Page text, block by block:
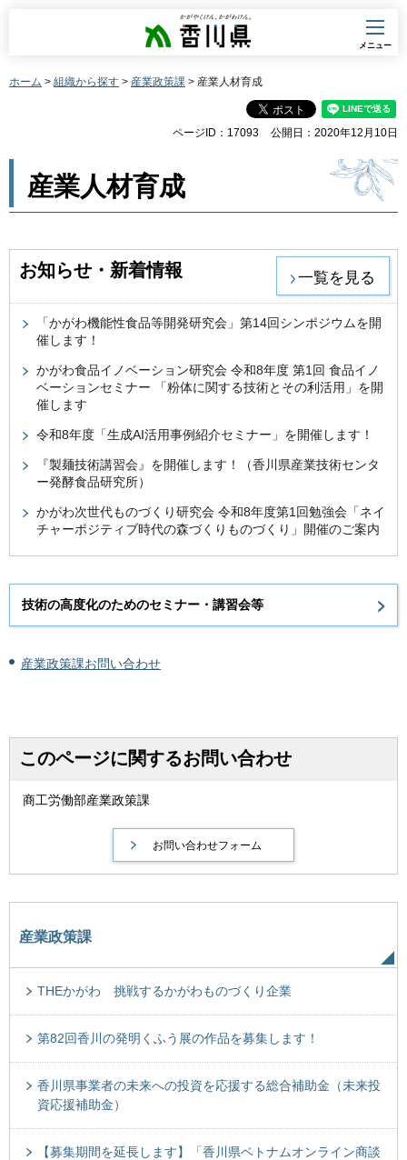
香川県
メニュー
ホーム > 組織から探す > 産業政策課 > 産業人材育成
ページID：17093 公開日：2020年12月10日
産業人材育成
お知らせ・新着情報 一覧を見る
「かがわ機能性食品等開発研究会」第14回シンポジウムを開
催します！
かがわ食品イノベーション研究会 令和8年度 第1回 食品イノ
ベーションセミナー 「粉体に関する技術とその利活用」を開
催します
令和8年度「生成AI活用事例紹介セミナー」を開催します！
『製麺技術講習会』を開催します！（香川県産業技術センタ
ー発酵食品研究所）
かがわ次世代ものづくり研究会 令和8年度第1回勉強会「ネイ
チャーポジティブ時代の森づくりものづくり」開催のご案内
技術の高度化のためのセミナー・講習会等
産業政策課お問い合わせ
このページに関するお問い合わせ
商工労働部産業政策課
産業政策課
THEかがわ 挑戦するかがわものづくり企業
第82回香川の発明くふう展の作品を募集します！
香川県事業者の未来への投資を応援する総合補助金（未来投
資応援補助金）
【募集期間を延長します】「香川県ベトナムオンライン商談